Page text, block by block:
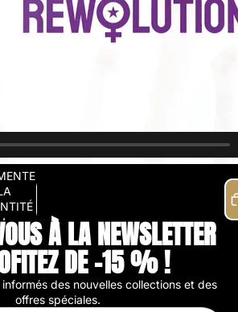
À LA NEWSLETTER
DE -15 % !
des nouvelles collections et des
offres spéciales.